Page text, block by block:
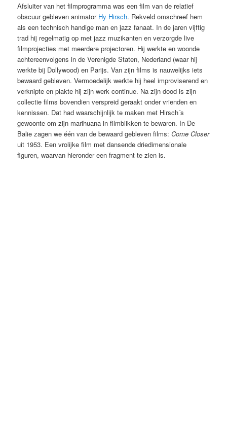
Afsluiter van het filmprogramma was een film van de relatief
obscuur gebleven animator Hy Hirsch. Rekveld omschreef hem
als een technisch handige man en jazz fanaat. In de jaren vijftig
trad hij regelmatig op met jazz muzikanten en verzorgde live
filmprojecties met meerdere projectoren. Hij werkte en woonde
achtereenvolgens in de Verenigde Staten, Nederland (waar hij
werkte bij Dollywood) en Parijs. Van zijn films is nauwelijks iets
bewaard gebleven. Vermoedelijk werkte hij heel improviserend en
verknipte en plakte hij zijn werk continue. Na zijn dood is zijn
collectie films bovendien verspreid geraakt onder vrienden en
kennissen. Dat had waarschijnlijk te maken met Hirsch´s
gewoonte om zijn marihuana in filmblikken te bewaren. In De
Balie zagen we één van de bewaard gebleven films:Come Closer
uit 1953. Een vrolijke film met dansende driedimensionale
figuren, waarvan hieronder een fragment te zien is.